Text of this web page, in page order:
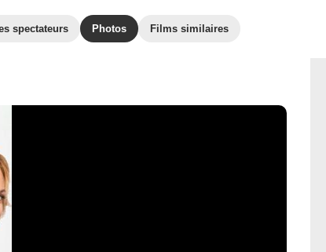
spectateurs Photos Films similaires